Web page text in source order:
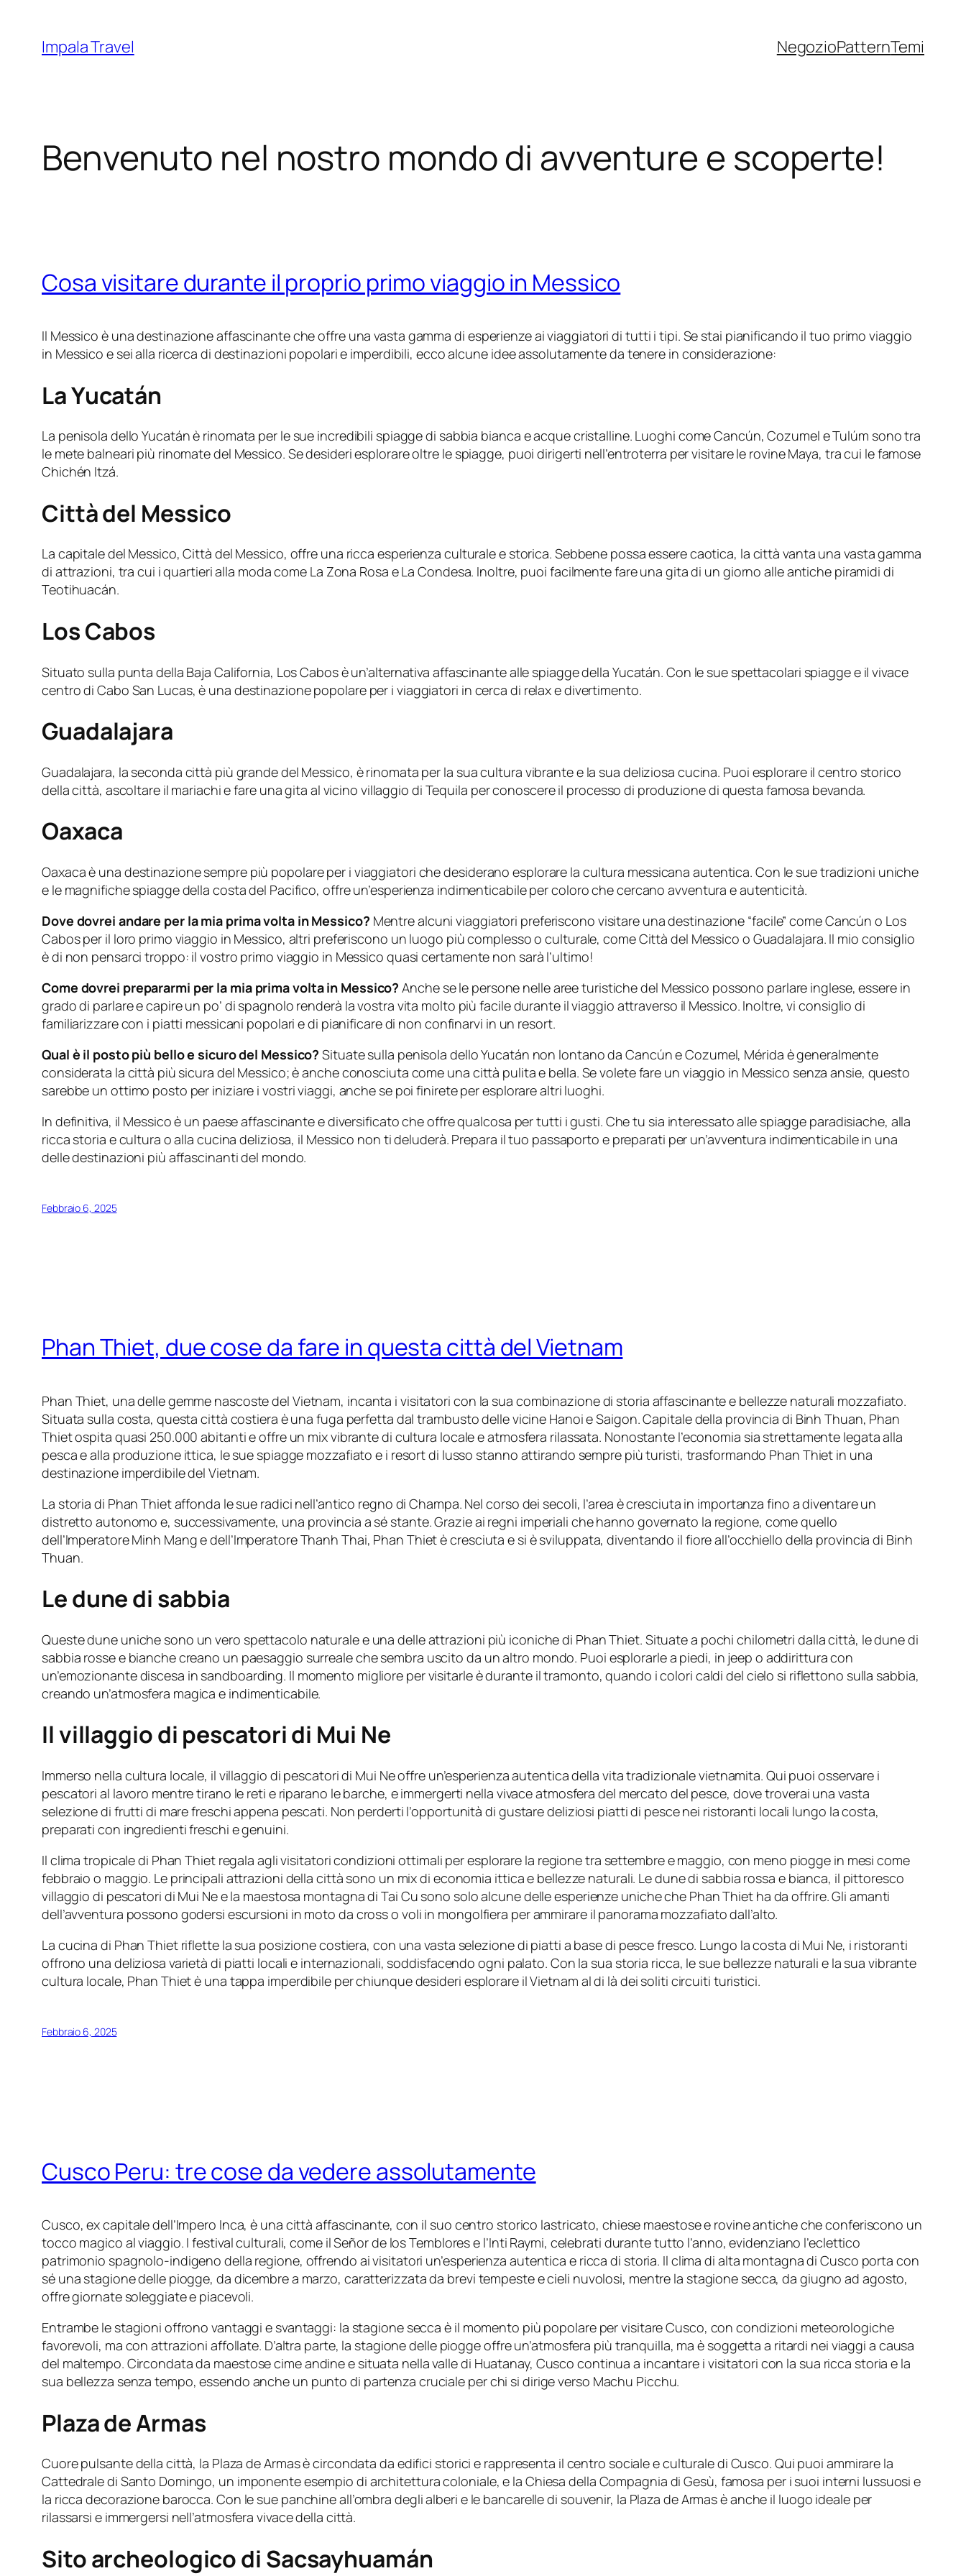
contenuto
Impala Travel NegozioPatternTemi
Benvenuto nel nostro mondo di avventure e scoperte!
Cosa visitare durante il proprio primo viaggio in Messico
Il Messico è una destinazione affascinante che offre una vasta gamma di esperienze ai viaggiatori di tutti i tipi. Se stai pianificando il tuo primo viaggio
in Messico e sei alla ricerca di destinazioni popolari e imperdibili, ecco alcune idee assolutamente da tenere in considerazione:
La Yucatán
La penisola dello Yucatán è rinomata per le sue incredibili spiagge di sabbia bianca e acque cristalline. Luoghi come Cancún, Cozumel e Tulúm sono tra
le mete balneari più rinomate del Messico. Se desideri esplorare oltre le spiagge, puoi dirigerti nell’entroterra per visitare le rovine Maya, tra cui le famose
Chichén Itzá.
Città del Messico
La capitale del Messico, Città del Messico, offre una ricca esperienza culturale e storica. Sebbene possa essere caotica, la città vanta una vasta gamma
di attrazioni, tra cui i quartieri alla moda come La Zona Rosa e La Condesa. Inoltre, puoi facilmente fare una gita di un giorno alle antiche piramidi di
Teotihuacán.
Los Cabos
Situato sulla punta della Baja California, Los Cabos è un’alternativa affascinante alle spiagge della Yucatán. Con le sue spettacolari spiagge e il vivace
centro di Cabo San Lucas, è una destinazione popolare per i viaggiatori in cerca di relax e divertimento.
Guadalajara
Guadalajara, la seconda città più grande del Messico, è rinomata per la sua cultura vibrante e la sua deliziosa cucina. Puoi esplorare il centro storico
della città, ascoltare il mariachi e fare una gita al vicino villaggio di Tequila per conoscere il processo di produzione di questa famosa bevanda.
Oaxaca
Oaxaca è una destinazione sempre più popolare per i viaggiatori che desiderano esplorare la cultura messicana autentica. Con le sue tradizioni uniche
e le magnifiche spiagge della costa del Pacifico, offre un’esperienza indimenticabile per coloro che cercano avventura e autenticità.
Dove dovrei andare per la mia prima volta in Messico? Mentre alcuni viaggiatori preferiscono visitare una destinazione “facile” come Cancún o Los
Cabos per il loro primo viaggio in Messico, altri preferiscono un luogo più complesso o culturale, come Città del Messico o Guadalajara. Il mio consiglio
è di non pensarci troppo: il vostro primo viaggio in Messico quasi certamente non sarà l’ultimo!
Come dovrei prepararmi per la mia prima volta in Messico? Anche se le persone nelle aree turistiche del Messico possono parlare inglese, essere in
grado di parlare e capire un po’ di spagnolo renderà la vostra vita molto più facile durante il viaggio attraverso il Messico. Inoltre, vi consiglio di
familiarizzare con i piatti messicani popolari e di pianificare di non confinarvi in un resort.
Qual è il posto più bello e sicuro del Messico? Situate sulla penisola dello Yucatán non lontano da Cancún e Cozumel, Mérida è generalmente
considerata la città più sicura del Messico; è anche conosciuta come una città pulita e bella. Se volete fare un viaggio in Messico senza ansie, questo
sarebbe un ottimo posto per iniziare i vostri viaggi, anche se poi finirete per esplorare altri luoghi.
In definitiva, il Messico è un paese affascinante e diversificato che offre qualcosa per tutti i gusti. Che tu sia interessato alle spiagge paradisiache, alla
ricca storia e cultura o alla cucina deliziosa, il Messico non ti deluderà. Prepara il tuo passaporto e preparati per un’avventura indimenticabile in una
delle destinazioni più affascinanti del mondo.
Febbraio 6, 2025
Phan Thiet, due cose da fare in questa città del Vietnam
Phan Thiet, una delle gemme nascoste del Vietnam, incanta i visitatori con la sua combinazione di storia affascinante e bellezze naturali mozzafiato.
Situata sulla costa, questa città costiera è una fuga perfetta dal trambusto delle vicine Hanoi e Saigon. Capitale della provincia di Binh Thuan, Phan
Thiet ospita quasi 250.000 abitanti e offre un mix vibrante di cultura locale e atmosfera rilassata. Nonostante l’economia sia strettamente legata alla
pesca e alla produzione ittica, le sue spiagge mozzafiato e i resort di lusso stanno attirando sempre più turisti, trasformando Phan Thiet in una
destinazione imperdibile del Vietnam.
La storia di Phan Thiet affonda le sue radici nell’antico regno di Champa. Nel corso dei secoli, l’area è cresciuta in importanza fino a diventare un
distretto autonomo e, successivamente, una provincia a sé stante. Grazie ai regni imperiali che hanno governato la regione, come quello
dell’Imperatore Minh Mang e dell’Imperatore Thanh Thai, Phan Thiet è cresciuta e si è sviluppata, diventando il fiore all’occhiello della provincia di Binh
Thuan.
Le dune di sabbia
Queste dune uniche sono un vero spettacolo naturale e una delle attrazioni più iconiche di Phan Thiet. Situate a pochi chilometri dalla città, le dune di
sabbia rosse e bianche creano un paesaggio surreale che sembra uscito da un altro mondo. Puoi esplorarle a piedi, in jeep o addirittura con
un’emozionante discesa in sandboarding. Il momento migliore per visitarle è durante il tramonto, quando i colori caldi del cielo si riflettono sulla sabbia,
creando un’atmosfera magica e indimenticabile.
Il villaggio di pescatori di Mui Ne
Immerso nella cultura locale, il villaggio di pescatori di Mui Ne offre un’esperienza autentica della vita tradizionale vietnamita. Qui puoi osservare i
pescatori al lavoro mentre tirano le reti e riparano le barche, e immergerti nella vivace atmosfera del mercato del pesce, dove troverai una vasta
selezione di frutti di mare freschi appena pescati. Non perderti l’opportunità di gustare deliziosi piatti di pesce nei ristoranti locali lungo la costa,
preparati con ingredienti freschi e genuini.
Il clima tropicale di Phan Thiet regala agli visitatori condizioni ottimali per esplorare la regione tra settembre e maggio, con meno piogge in mesi come
febbraio o maggio. Le principali attrazioni della città sono un mix di economia ittica e bellezze naturali. Le dune di sabbia rossa e bianca, il pittoresco
villaggio di pescatori di Mui Ne e la maestosa montagna di Tai Cu sono solo alcune delle esperienze uniche che Phan Thiet ha da offrire. Gli amanti
dell’avventura possono godersi escursioni in moto da cross o voli in mongolfiera per ammirare il panorama mozzafiato dall’alto.
La cucina di Phan Thiet riflette la sua posizione costiera, con una vasta selezione di piatti a base di pesce fresco. Lungo la costa di Mui Ne, i ristoranti
offrono una deliziosa varietà di piatti locali e internazionali, soddisfacendo ogni palato. Con la sua storia ricca, le sue bellezze naturali e la sua vibrante
cultura locale, Phan Thiet è una tappa imperdibile per chiunque desideri esplorare il Vietnam al di là dei soliti circuiti turistici.
Febbraio 6, 2025
Cusco Peru: tre cose da vedere assolutamente
Cusco, ex capitale dell’Impero Inca, è una città affascinante, con il suo centro storico lastricato, chiese maestose e rovine antiche che conferiscono un
tocco magico al viaggio. I festival culturali, come il Señor de los Temblores e l’Inti Raymi, celebrati durante tutto l’anno, evidenziano l’eclettico
patrimonio spagnolo-indigeno della regione, offrendo ai visitatori un’esperienza autentica e ricca di storia. Il clima di alta montagna di Cusco porta con
sé una stagione delle piogge, da dicembre a marzo, caratterizzata da brevi tempeste e cieli nuvolosi, mentre la stagione secca, da giugno ad agosto,
offre giornate soleggiate e piacevoli.
Entrambe le stagioni offrono vantaggi e svantaggi: la stagione secca è il momento più popolare per visitare Cusco, con condizioni meteorologiche
favorevoli, ma con attrazioni affollate. D’altra parte, la stagione delle piogge offre un’atmosfera più tranquilla, ma è soggetta a ritardi nei viaggi a causa
del maltempo. Circondata da maestose cime andine e situata nella valle di Huatanay, Cusco continua a incantare i visitatori con la sua ricca storia e la
sua bellezza senza tempo, essendo anche un punto di partenza cruciale per chi si dirige verso Machu Picchu.
Plaza de Armas
Cuore pulsante della città, la Plaza de Armas è circondata da edifici storici e rappresenta il centro sociale e culturale di Cusco. Qui puoi ammirare la
Cattedrale di Santo Domingo, un imponente esempio di architettura coloniale, e la Chiesa della Compagnia di Gesù, famosa per i suoi interni lussuosi e
la ricca decorazione barocca. Con le sue panchine all’ombra degli alberi e le bancarelle di souvenir, la Plaza de Armas è anche il luogo ideale per
rilassarsi e immergersi nell’atmosfera vivace della città.
Sito archeologico di Sacsayhuamán